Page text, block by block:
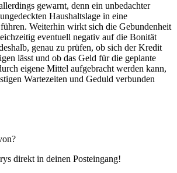
gewarnt, denn ein unbedachter
Haushaltslage in eine
Weiterhin wirkt sich die Gebundenheit
eventuell negativ auf die Bonität
genau zu prüfen, ob sich der Kredit
lässt und ob das Geld für die geplante
eigene Mittel aufgebracht werden kann,
Wartezeiten und Geduld verbunden
direkt in deinen Posteingang!